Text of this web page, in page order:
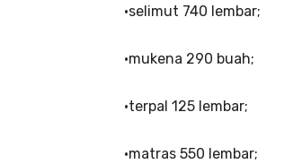
•selimut 740 lembar;
•mukena 290 buah;
•terpal 125 lembar;
•matras 550 lembar;